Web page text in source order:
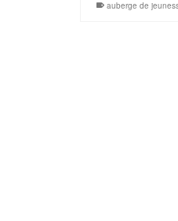
auberge de